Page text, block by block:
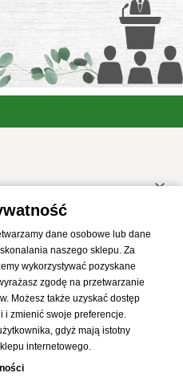


dane osobowe lub dane
naszego sklepu. Za
wykorzystywać pozyskane
zgodę na przetwarzanie
Możesz także uzyskać dostęp
i zmienić swoje preferencje.
gdyż mają istotny
internetowego.
All Rights Reserved